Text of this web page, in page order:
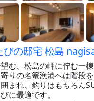
びの邸宅 松島
む、松島の岬に佇む一棟
りの名篭漁港へは階段を
まれ、釣りはもちろん
に最適です。